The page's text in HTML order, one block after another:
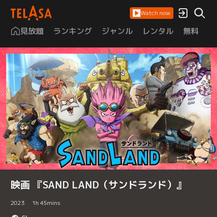
Watch now
見放題 ランキング ジャンル レンタル 無料
映画 『SAND LAND（サンドランド）』
2023 1h 45mins